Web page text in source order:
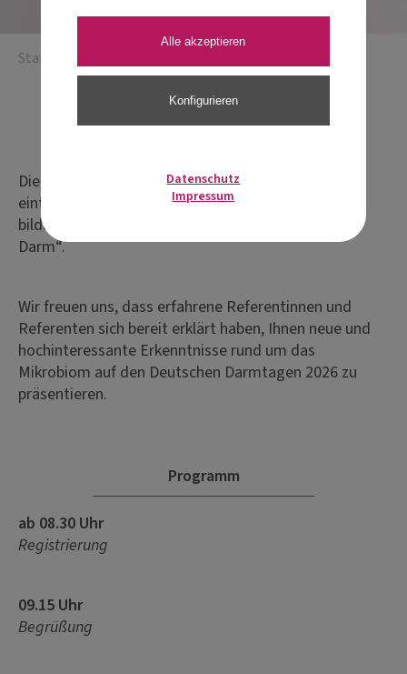
Startseite
Eventdetails
Die Deutschen Darmtage sind eine praxisnahe,
eintägige Fort-
bildungsreihe zum Thema „Gesundheit beginnt im
Darm“.
Wir freuen uns, dass erfahrene Referentinnen und
Referenten sich bereit erklärt haben, Ihnen neue und
hochinteressante Erkenntnisse rund um das
Mikrobiom auf den Deutschen Darmtagen 2026 zu
präsentieren.
Programm
ab 08.30 Uhr
Registrierung
09.15 Uhr
Begrüßung
Alle akzeptieren
Konfigurieren
Datenschutz
Impressum